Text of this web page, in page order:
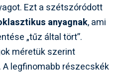
Ezt a szétszóródott
anyagnak, ami
„tűz által tört”.
méretük szerint
legfinomabb részecskék